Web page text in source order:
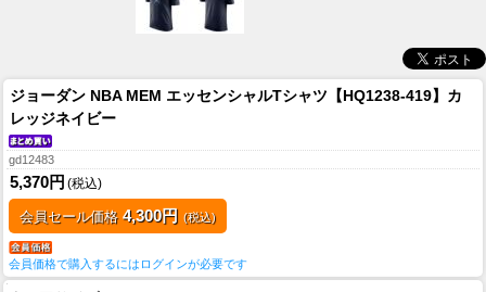
ジョーダン NBA MEM エッセンシャルTシャツ【HQ1238-419】カ
レッジネイビー
gd12483
5,370円 (税込)
会員セール価格 4,300円 (税込)
会員価格で購入するにはログインが必要です